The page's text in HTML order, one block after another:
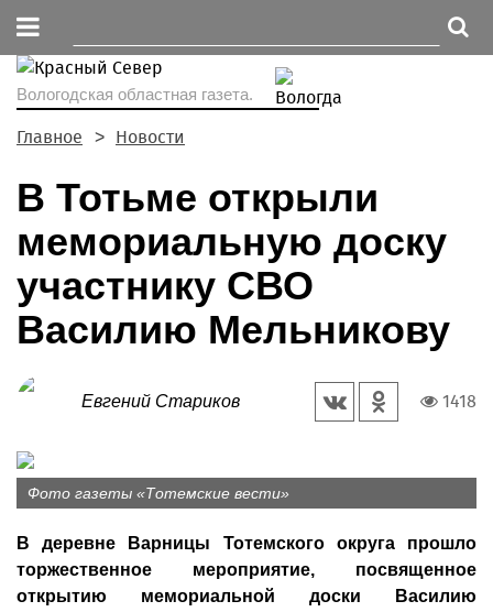
Вологодская областная газета.
Главное Новости
В Тотьме открыли
мемориальную доску
участнику СВО
Василию Мельникову
Евгений Стариков 1418
Фото газеты «Тотемские вести»
В деревне Варницы Тотемского округа прошло
торжественное мероприятие, посвященное
открытию мемориальной доски Василию